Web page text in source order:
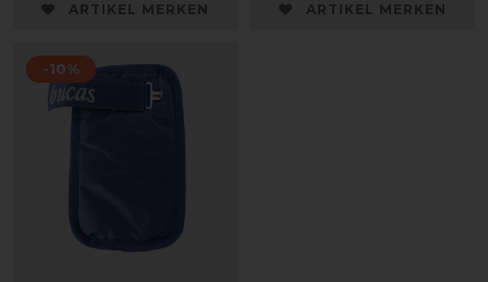
ARTIKEL MERKEN ARTIKEL MERKEN
-10%